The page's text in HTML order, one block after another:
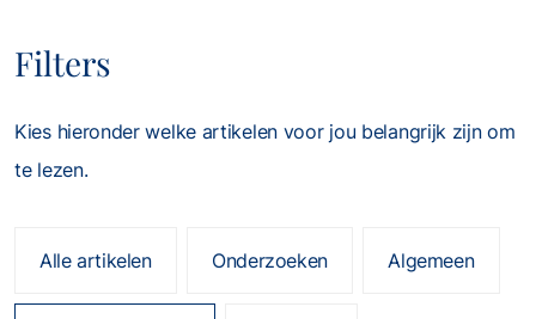
Filters
Kies hieronder welke artikelen voor jou belangrijk zijn om
te lezen.
Alle artikelen Onderzoeken Algemeen